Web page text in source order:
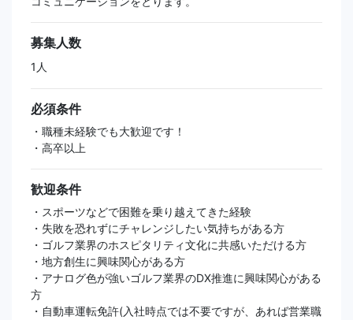
募集人数
1人
必須条件
・職種未経験でも大歓迎です！
・高卒以上
歓迎条件
・スポーツなどで困難を乗り越えてきた経験
・失敗を恐れずにチャレンジしたい気持ちがある方
・ゴルフ業界のホスピタリティ文化に共感いただける方
・地方創生に興味関心がある方
・アナログ色が強いゴルフ業界のDX推進に興味関心がある
方
・自動車運転免許(入社時点では不要ですが、あれば営業職